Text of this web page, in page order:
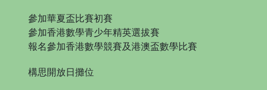
參加華夏盃比賽初賽
參加香港數學青少年精英選拔賽
報名參加香港數學競賽及港澳盃數學比賽
構思開放日攤位